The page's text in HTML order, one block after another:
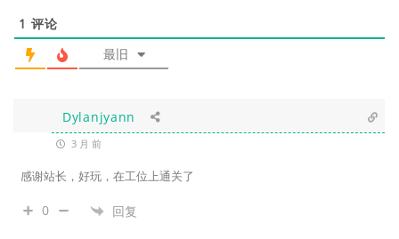
1 评论
最旧
Dylanjyann
3 月 前
感谢站长，好玩，在工位上通关了
0 回复